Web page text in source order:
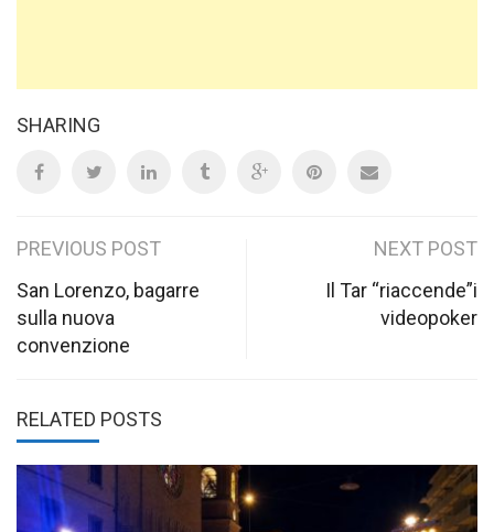
SHARING
Post
navigation
PREVIOUS POST
San Lorenzo, bagarre
sulla nuova
convenzione
NEXT POST
Il Tar “riaccende”i
videopoker
RELATED POSTS